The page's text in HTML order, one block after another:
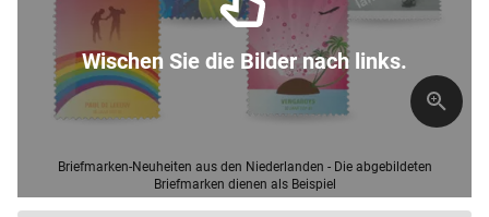
Briefmarken-Neuheiten aus den Niederlanden - Die abgebildeten
Briefmarken dienen als Beispiel
Wischen Sie die Bilder nach links.